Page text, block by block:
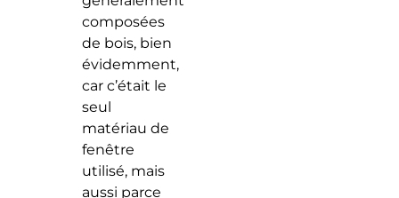
composées
de bois, bien
évidemment,
car c’était le
seul
matériau de
fenêtre
utilisé, mais
aussi parce